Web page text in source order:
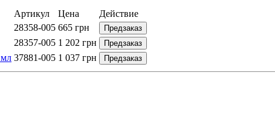
Артикул Цена
Действие
28358-005 665 грн Предзаказ
28357-005 1 202 грн Предзаказ
37881-005 1 037 грн Предзаказ